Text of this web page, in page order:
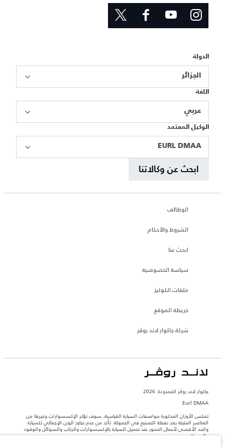
الدولة
الجزائر
اللغة
عربي
الوكيل المعتمد
EURL DMAA
ابحث عن وكالاتنا
الوظائف
الشروط والأحكام
ابحث عنا
سياسة الخصوصية
ملفات الكوكيز
خريطة الموقع
شركة جاكوار لاند روڤر
جاكوار لاند روڨر المحدودة: 2026
Eurl DMAA
تعكس الأوزان المذكورة مواصفات السيارة القياسية. سوف تؤثر الإكسسوارات وغيرها من
العناصر المثبتة بعد نقطة التصنيع في الحمولة. تأكد من عدم تجاوز الوزن الإجمالي للسيارة
والحد الأقصى لأحمال المحور عند تحميل السيارة بالإكسسوارات والركاب والسوائل والوقود
والحمولة.